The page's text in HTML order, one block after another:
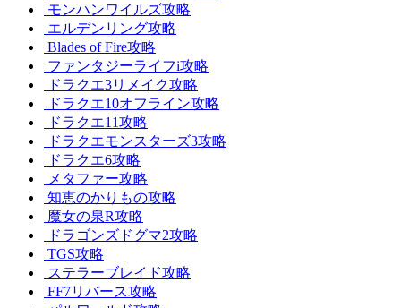
モンハンワイルズ攻略
エルデンリング攻略
Blades of Fire攻略
ファンタジーライフi攻略
ドラクエ3リメイク攻略
ドラクエ10オフライン攻略
ドラクエ11攻略
ドラクエモンスターズ3攻略
ドラクエ6攻略
メタファー攻略
知恵のかりもの攻略
魔女の泉R攻略
ドラゴンズドグマ2攻略
TGS攻略
ステラーブレイド攻略
FF7リバース攻略